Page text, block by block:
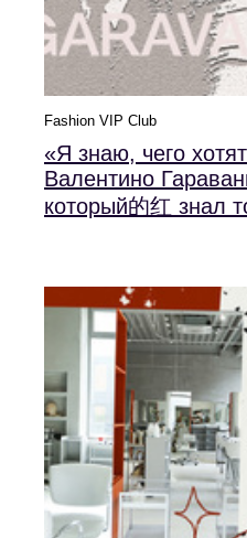
Fashion VIP Club
«Я знаю, чего
Валентино
который的红 знал